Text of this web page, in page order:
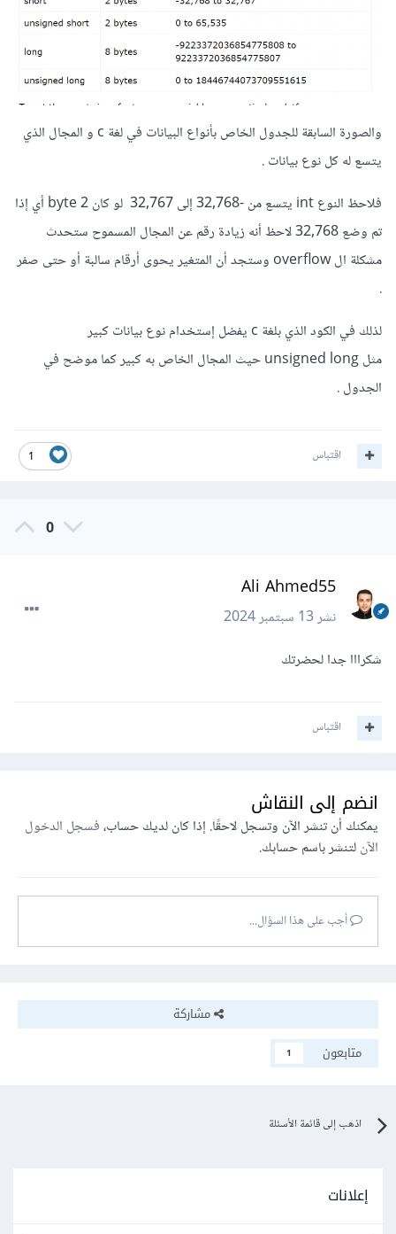
والصورة السابقة للجدول الخاص بأنواع البيانات في لغة c و المجال الذي
يتسع له كل نوع بيانات .
فلاحظ النوع int يتسع من -32,768 إلى 32,767 لو كان 2 byte أي إذا
تم وضع 32,768 لاحظ أنه زيادة رقم عن المجال المسموح ستحدث
مشكلة ال overflow وستجد أن المتغير يحوى أرقام سالبة أو حتى صفر
.
لذلك في الكود الذي بلغة c يفضل إستخدام نوع بيانات كبير
مثل unsigned long حيث المجال الخاص به كبير كما موضح في
الجدول .
1 اقتباس
0
Ali Ahmed55
نشر13 سبتمبر 2024
شكرااا جدا لحضرتك
اقتباس
انضم إلى النقاش
يمكنك أن تنشر الآن وتسجل لاحقًا. إذا كان لديك حساب،فسجل الدخول
الآنلتنشر باسم حسابك.
أجب على هذا السؤال...
مشاركة
متابعون
1
اذهب إلى قائمة الأسئلة
إعلانات